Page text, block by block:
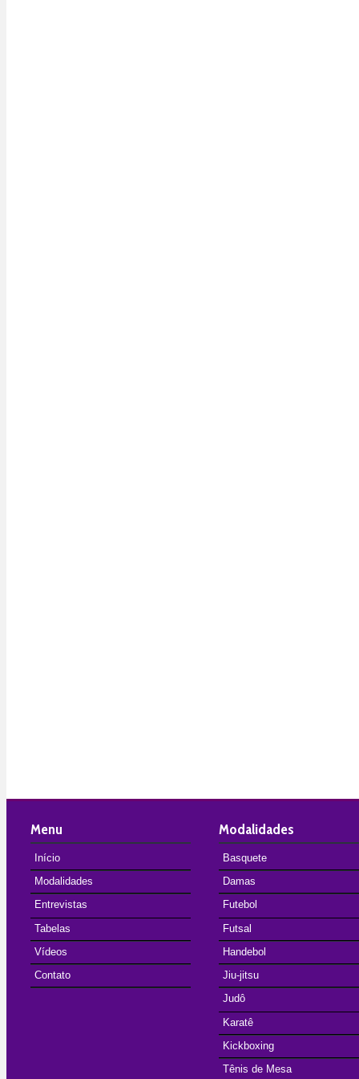
Menu
Início
Modalidades
Entrevistas
Tabelas
Vídeos
Contato
Modalidades
Basquete
Damas
Futebol
Futsal
Handebol
Jiu-jitsu
Judô
Karatê
Kickboxing
Tênis de Mesa